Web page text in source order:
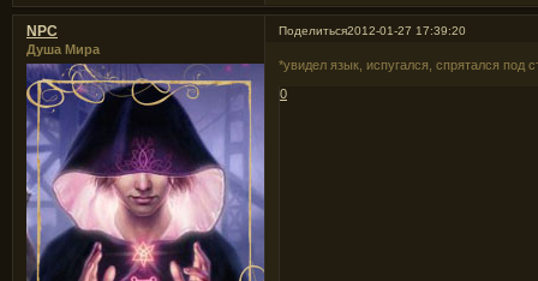
Поделиться2012-01-27 17:39:20
NPC
Душа Мира
*увидел язык, испугался, спрятался под
0